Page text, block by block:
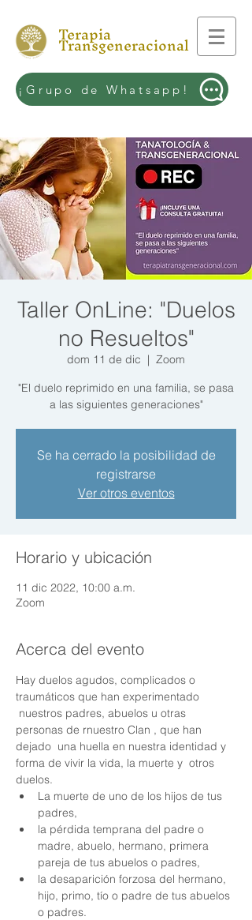
Terapia
Transgeneracional
¡Grupo de Whatsapp!
Taller OnLine: "Duelos
no Resueltos"
dom 11 de dic
  |
Zoom
"El duelo reprimido en una familia, se pasa
a las siguientes generaciones"
Se ha cerrado la posibilidad de
registrarse
Ver otros eventos
Horario y ubicación
11 dic 2022, 10:00 a.m.
Zoom
Acerca del evento
Hay duelos agudos, complicados o
traumáticos que han experimentado
nuestros padres, abuelos u otras
personas de rnuestro Clan , que han
dejado  una huella en nuestra identidad y
forma de vivir la vida, la muerte y  otros
duelos.
La muerte de uno de los hijos de tus
padres,
la pérdida temprana del padre o
madre, abuelo, hermano, primera
pareja de tus abuelos o padres,
la desaparición forzosa del hermano,
hijo, primo, tío o padre de tus abuelos
o padres.